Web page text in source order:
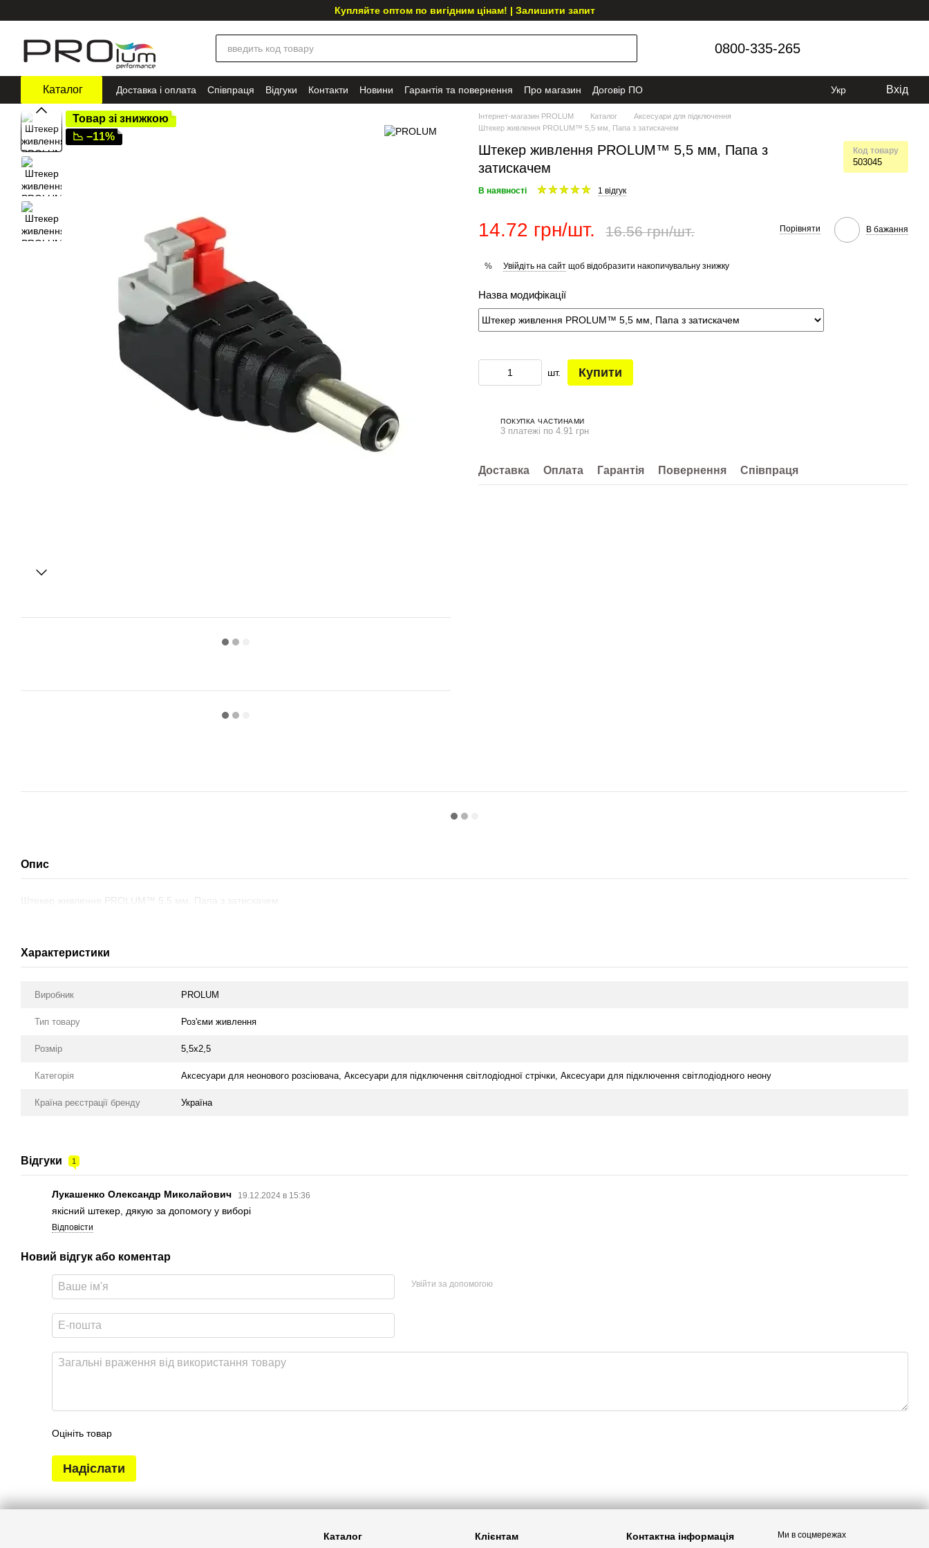
Купляйте оптом по вигідним цінам! | Залишити запит
0800-335-265
Каталог Доставка і оплата Співпраця Відгуки Контакти Новини Гарантія та повернення Про магазин Договір ПО Укр Вхід
Товар зі знижкою
📉 −11%
Інтернет-магазин PROLUM Каталог
Аксесуари для підключення
Штекер живлення PROLUM™ 5,5 мм, Папа з затискачем
Штекер живлення PROLUM™ 5,5 мм, Папа з
затискачем
Код товару
503045
В наявності 1 відгук
14.72 грн/шт. 16.56 грн/шт. Порівняти В бажання
% Увійдіть на сайт щоб відобразити накопичувальну знижку
Назва модифікації
шт. Купити
ПОКУПКА ЧАСТИНАМИ
3 платежі по 4.91 грн
Доставка Оплата Гарантія Повернення Співпраця
Опис
Штекер живлення PROLUM™ 5,5 мм, Папа з затискачем
Характеристики
Виробник PROLUM
Тип товару Роз'єми живлення
Розмір 5,5х2,5
Категорія Аксесуари для неонового розсіювача, Аксесуари для підключення світлодіодної стрічки, Аксесуари для підключення світлодіодного неону
Країна реєстрації бренду Україна
Відгуки 1
Лукашенко Олександр Миколайович 19.12.2024 в 15:36
якісний штекер, дякую за допомогу у виборі
Відповісти
Новий відгук або коментар
Увійти за допомогою
Оцініть товар
Надіслати
Каталог Клієнтам Контактна інформація Ми в соцмережах